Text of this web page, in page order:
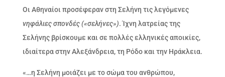
Οι Αθηναίοι προσέφεραν στη Σελήνη τις λεγόμενες
νηφάλιες σπονδές («σελήνες»). Ίχνη λατρείας της
Σελήνης βρίσκουμε και σε πολλές ελληνικές αποικίες,
ιδιαίτερα στην Αλεξάνδρεια, τη Ρόδο και την Ηράκλεια.
«…η Σελήνη μοιάζει με το σώμα του ανθρώπου,